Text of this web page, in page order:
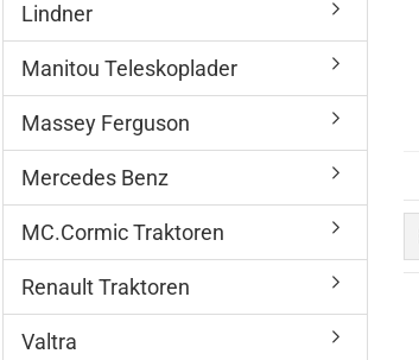
Lindner
Manitou Teleskoplader
Massey Ferguson
Mercedes Benz
MC.Cormic Traktoren
Renault Traktoren
Valtra